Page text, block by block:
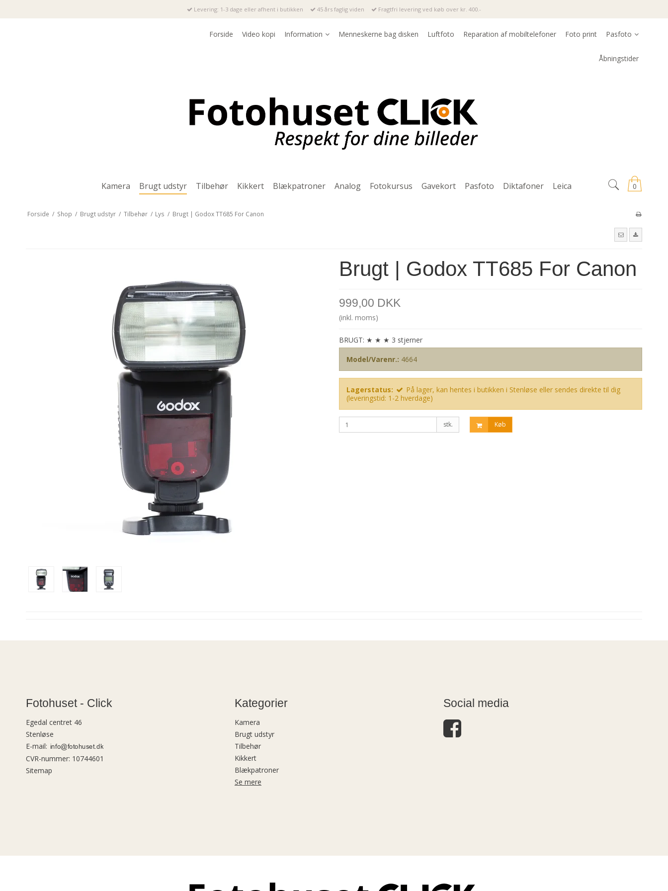
Levering: 1-3 dage eller afhent i butikken 45 års faglig viden Fragtfri levering ved køb over kr. 400.-
Forside Video kopi Information Menneskerne bag disken Luftfoto Reparation af mobiltelefoner Foto print Pasfoto
Åbningstider
0
Kamera Brugt udstyr Tilbehør Kikkert Blækpatroner Analog Fotokursus Gavekort Pasfoto Diktafoner Leica
Forside / Shop / Brugt udstyr / Tilbehør / Lys / Brugt | Godox TT685 For Canon
Brugt | Godox TT685 For Canon
999,00 DKK
(inkl. moms)
BRUGT: ★ ★ ★ 3 stjerner
Model/Varenr.: 4664
Lagerstatus:
På lager, kan hentes i butikken i Stenløse eller sendes direkte til dig
(leveringstid: 1-2 hverdage)
stk. Køb
Fotohuset - Click
Egedal centret 46
Stenløse
E-mail:
CVR-nummer: 10744601
Sitemap
Kategorier
Kamera
Brugt udstyr
Tilbehør
Kikkert
Blækpatroner
Se mere
Social media